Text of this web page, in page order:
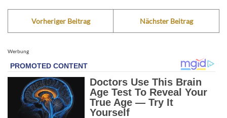
Vorheriger Beitrag Nächster Beitrag
Werbung